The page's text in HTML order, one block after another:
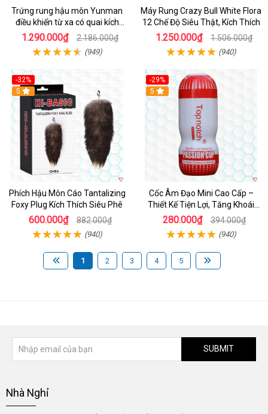
Trứng rung hậu môn Yunman
điều khiển từ xa có quai kích
thích
1.290.000₫ 2.186.000₫
(949)
Máy Rung Crazy Bull White Flora
12 Chế Độ Siêu Thật, Kích Thích
1.250.000₫ 1.506.000₫
(940)
-32%
Hot
5
Phích Hậu Môn Cáo Tantalizing
Foxy Plug Kích Thích Siêu Phê
600.000₫ 882.000₫
(940)
-29%
5
Cốc Âm Đạo Mini Cao Cấp –
Thiết Kế Tiện Lợi, Tăng Khoái
Cảm
280.000₫ 394.000₫
(940)
1 2 3 4 5
SUBMIT
Nhà Nghỉ